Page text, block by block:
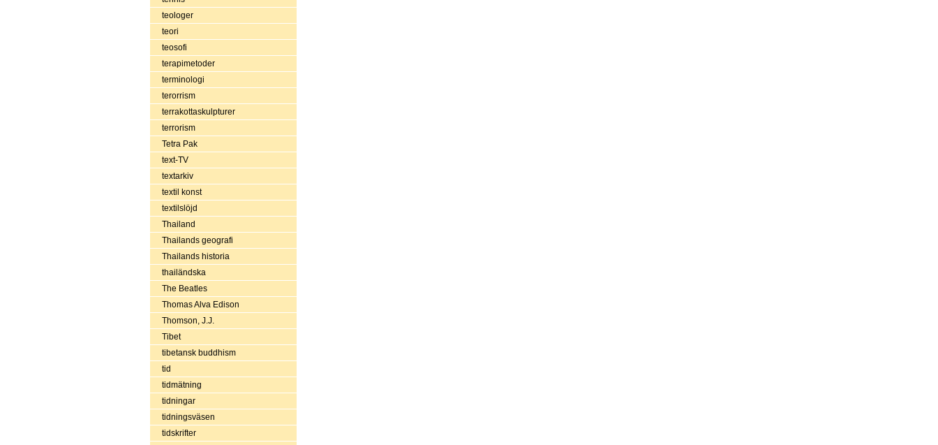
teologer
teori
teosofi
terapimetoder
terminologi
terorrism
terrakottaskulpturer
terrorism
Tetra Pak
text-TV
textarkiv
textil konst
textilslöjd
Thailand
Thailands geografi
Thailands historia
thailändska
The Beatles
Thomas Alva Edison
Thomson, J.J.
Tibet
tibetansk buddhism
tid
tidmätning
tidningar
tidningsväsen
tidskrifter